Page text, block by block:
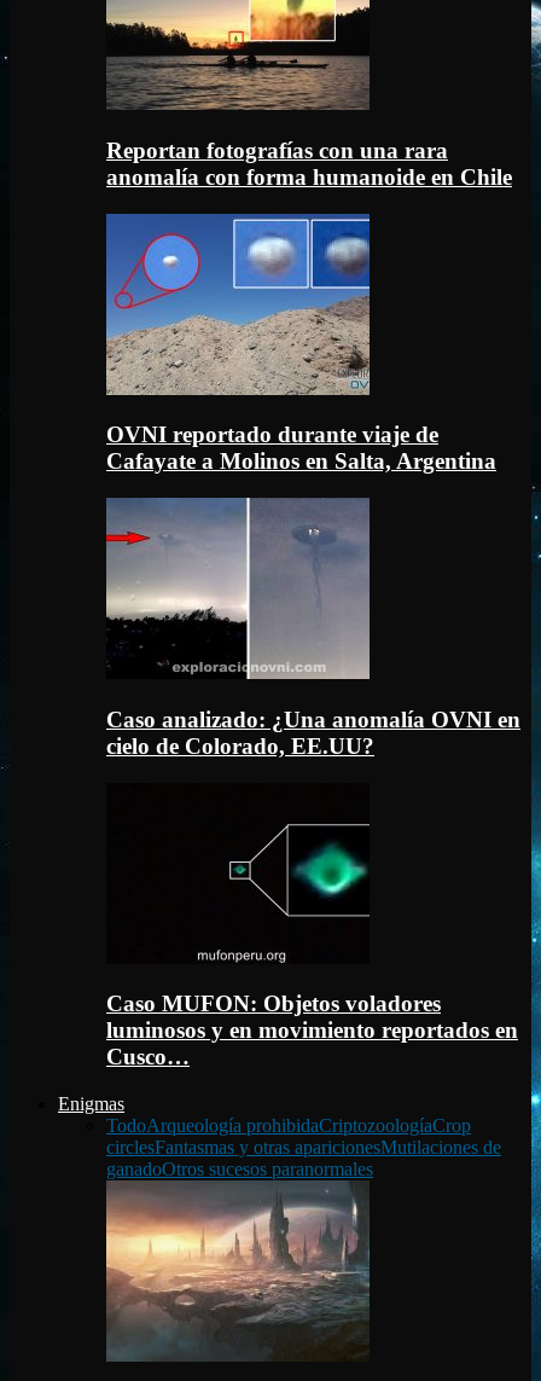
Reportan fotografías con una rara
anomalía con forma humanoide en Chile
OVNI reportado durante viaje de
Cafayate a Molinos en Salta, Argentina
Caso analizado: ¿Una anomalía OVNI en
cielo de Colorado, EE.UU?
Caso MUFON: Objetos voladores
luminosos y en movimiento reportados en
Cusco…
Enigmas
TodoArqueología prohibidaCriptozoologíaCrop
circlesFantasmas y otras aparicionesMutilaciones de
ganadoOtros sucesos paranormales